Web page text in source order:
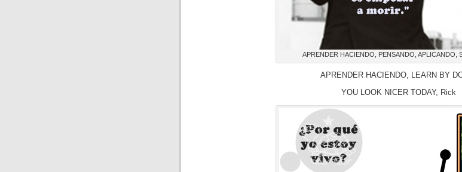
APRENDER HACIENDO, PENSANDO, APLICANDO,
APRENDER HACIENDO, LEARN BY
YOU LOOK NICER TODAY, Rick